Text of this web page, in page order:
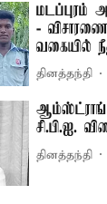
மடப்புரம்
-
வகையில்
தினத்தந்தி
சி.பி.ஐ.
தினத்தந்தி